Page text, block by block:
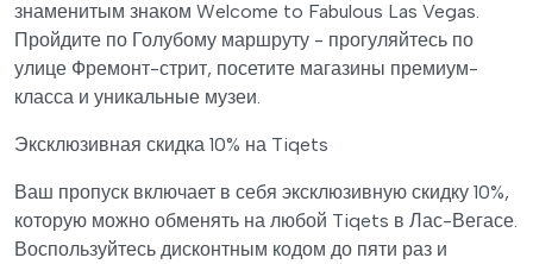
знаменитым знаком Welcome to Fabulous Las Vegas.
Пройдите по Голубому маршруту - прогуляйтесь по
улице Фремонт-стрит, посетите магазины премиум-
класса и уникальные музеи.
Эксклюзивная скидка 10% на Tiqets
Ваш пропуск включает в себя эксклюзивную скидку 10%,
которую можно обменять на любой Tiqets в Лас-Вегасе.
Воспользуйтесь дисконтным кодом до пяти раз и